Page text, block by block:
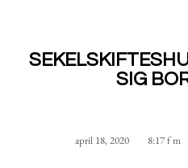
SIG
april 18, 2020 8:17 f m